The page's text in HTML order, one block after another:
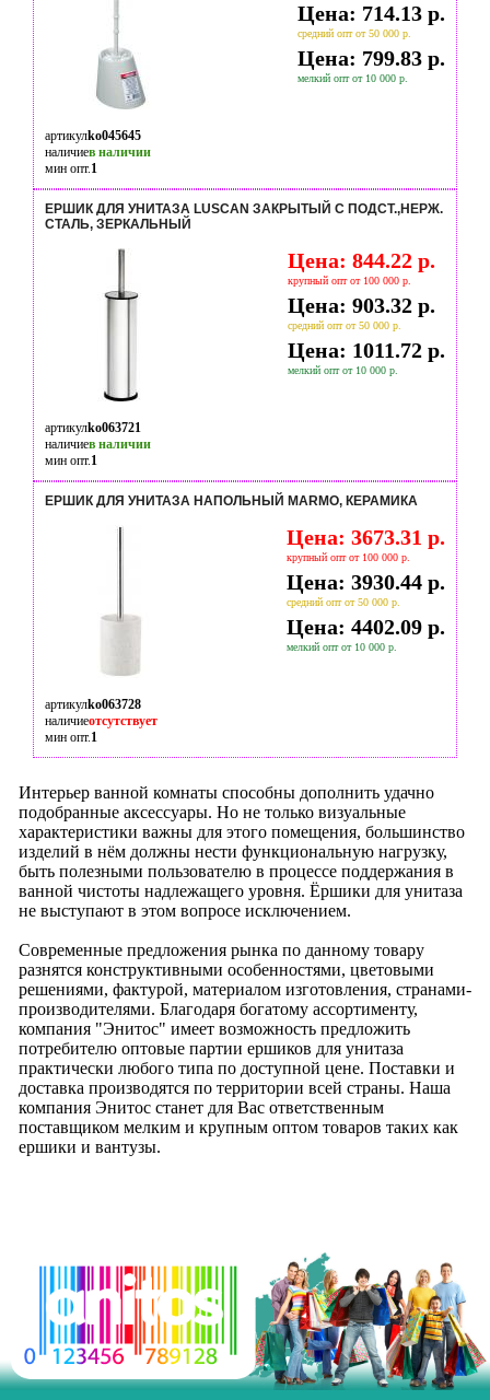
Цена: 714.13 р.
средний опт от 50 000 р.
Цена: 799.83 р.
мелкий опт от 10 000 р.
артикулko045645
наличиев наличии
мин опт.1
ЕРШИК ДЛЯ УНИТАЗА LUSCAN ЗАКРЫТЫЙ С ПОДСТ.,НЕРЖ.
СТАЛЬ, ЗЕРКАЛЬНЫЙ
Цена: 844.22 р.
крупный опт от 100 000 р.
Цена: 903.32 р.
средний опт от 50 000 р.
Цена: 1011.72 р.
мелкий опт от 10 000 р.
артикулko063721
наличиев наличии
мин опт.1
ЕРШИК ДЛЯ УНИТАЗА НАПОЛЬНЫЙ MARMO, КЕРАМИКА
Цена: 3673.31 р.
крупный опт от 100 000 р.
Цена: 3930.44 р.
средний опт от 50 000 р.
Цена: 4402.09 р.
мелкий опт от 10 000 р.
артикулko063728
наличиеотсутствует
мин опт.1
Интерьер ванной комнаты способны дополнить удачно
подобранные аксессуары. Но не только визуальные
характеристики важны для этого помещения, большинство
изделий в нём должны нести функциональную нагрузку,
быть полезными пользователю в процессе поддержания в
ванной чистоты надлежащего уровня. Ёршики для унитаза
не выступают в этом вопросе исключением.
Современные предложения рынка по данному товару
разнятся конструктивными особенностями, цветовыми
решениями, фактурой, материалом изготовления, странами-
производителями. Благодаря богатому ассортименту,
компания "Энитос" имеет возможность предложить
потребителю оптовые партии ершиков для унитаза
практически любого типа по доступной цене. Поставки и
доставка производятся по территории всей страны. Наша
компания Энитос станет для Вас ответственным
поставщиком мелким и крупным оптом товаров таких как
ершики и вантузы.